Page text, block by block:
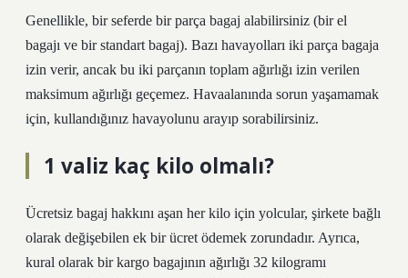
Genellikle, bir seferde bir parça bagaj alabilirsiniz (bir el
bagajı ve bir standart bagaj). Bazı havayolları iki parça bagaja
izin verir, ancak bu iki parçanın toplam ağırlığı izin verilen
maksimum ağırlığı geçemez. Havaalanında sorun yaşamamak
için, kullandığınız havayolunu arayıp sorabilirsiniz.
1 valiz kaç kilo olmalı?
Ücretsiz bagaj hakkını aşan her kilo için yolcular, şirkete bağlı
olarak değişebilen ek bir ücret ödemek zorundadır. Ayrıca,
kural olarak bir kargo bagajının ağırlığı 32 kilogramı